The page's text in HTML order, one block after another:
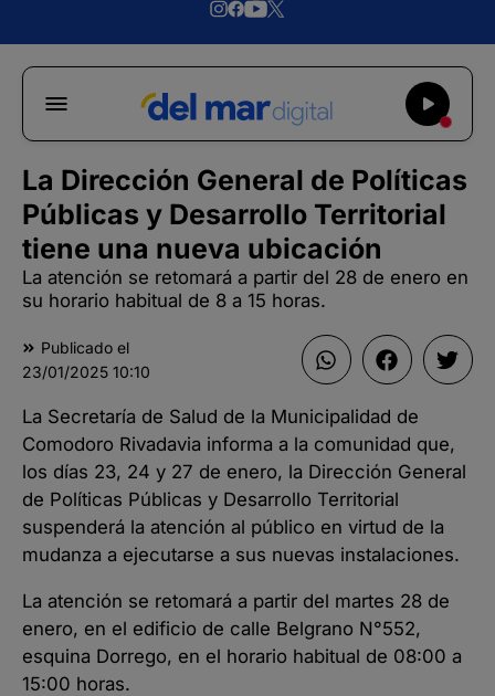
La Dirección General de Políticas
Públicas y Desarrollo Territorial
tiene una nueva ubicación
La atención se retomará a partir del 28 de enero en
su horario habitual de 8 a 15 horas.
Publicado el
23/01/2025 10:10
La Secretaría de Salud de la Municipalidad de
Comodoro Rivadavia informa a la comunidad que,
los días 23, 24 y 27 de enero, la Dirección General
de Políticas Públicas y Desarrollo Territorial
suspenderá la atención al público en virtud de la
mudanza a ejecutarse a sus nuevas instalaciones.
La atención se retomará a partir del martes 28 de
enero, en el edificio de calle Belgrano N°552,
esquina Dorrego, en el horario habitual de 08:00 a
15:00 horas.